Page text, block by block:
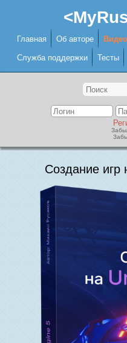
Главная Об авторе
Служба поддержки Тесты
Создание игр